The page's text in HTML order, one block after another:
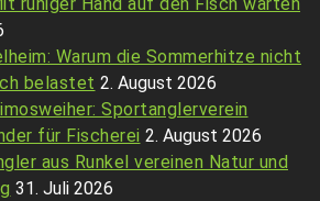
Warum die Sommerhitze nicht
belastet 2. August 2026
Sportanglerverein
für Fischerei 2. August 2026
aus Runkel vereinen Natur und
31. Juli 2026